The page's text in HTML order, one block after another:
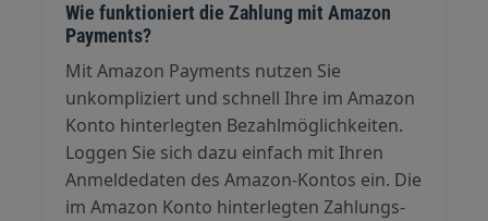
Wie funktioniert die Zahlung mit Amazon
Payments?
Mit Amazon Payments nutzen Sie
unkompliziert und schnell Ihre im Amazon
Konto hinterlegten Bezahlmöglichkeiten.
Loggen Sie sich dazu einfach mit Ihren
Anmeldedaten des Amazon-Kontos ein. Die
im Amazon Konto hinterlegten Zahlungs-